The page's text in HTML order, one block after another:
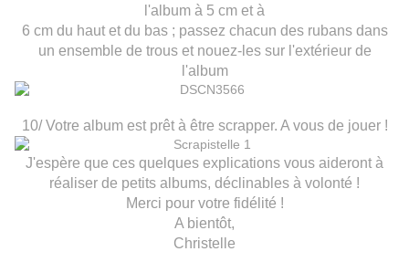
l'album à 5 cm et à
6 cm du haut et du bas ; passez chacun des rubans dans
un ensemble de trous et nouez-les sur l'extérieur de
l'album
10/ Votre album est prêt à être scrapper. A vous de jouer !
J'espère que ces quelques explications vous aideront à
réaliser de petits albums, déclinables à volonté !
Merci pour votre fidélité !
A bientôt,
Christelle